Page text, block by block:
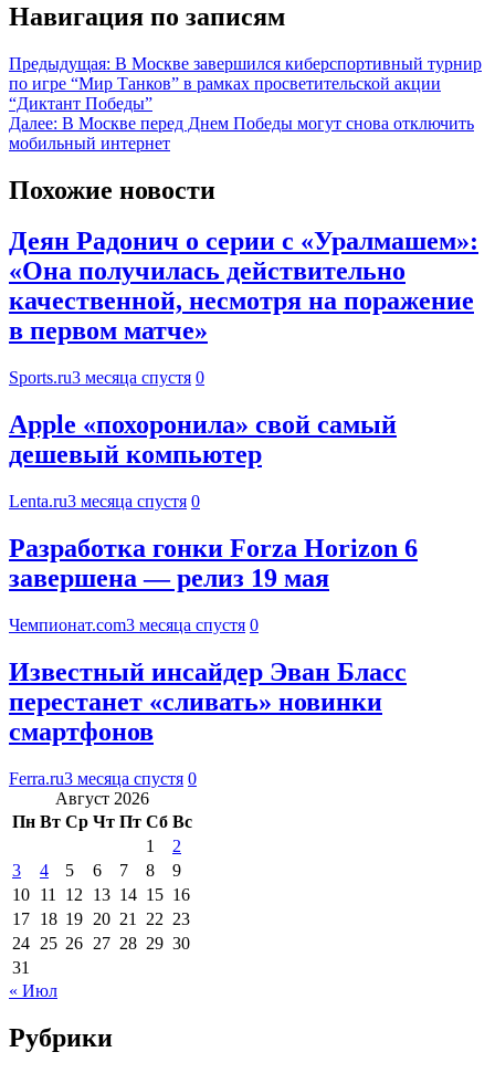
Навигация по записям
Предыдущая: В Москве завершился киберспортивный турнир
по игре “Мир Танков” в рамках просветительской акции
“Диктант Победы”
Далее: В Москве перед Днем Победы могут снова отключить
мобильный интернет
Похожие новости
Деян Радонич о серии с «Уралмашем»:
«Она получилась действительно
качественной, несмотря на поражение
в первом матче»
Sports.ru3 месяца спустя 0
Apple «похоронила» свой самый
дешевый компьютер
Lenta.ru3 месяца спустя 0
Разработка гонки Forza Horizon 6
завершена — релиз 19 мая
Чемпионат.com3 месяца спустя 0
Известный инсайдер Эван Бласс
перестанет «сливать» новинки
смартфонов
Ferra.ru3 месяца спустя 0
Август 2026
Пн Вт Ср Чт Пт Сб Вс
1
2
3
4 5 6 7 8
9
10 11 12 13 14 15 16
17 18 19 20 21 22 23
24 25 26 27 28 29 30
31
« Июл
Рубрики